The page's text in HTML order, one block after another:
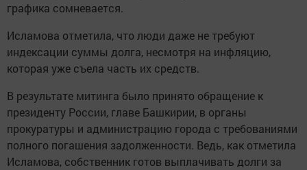
графика сомневается.
Исламова отметила, что люди даже не требуют
индексации суммы долга, несмотря на инфляцию,
которая уже съела часть их средств.
В результате митинга было принято обращение к
президенту России, главе Башкирии, в органы
прокуратуры и администрацию города с требованиями
полного погашения задолженности. Ведь, как отметила
Исламова, собственник готов выплачивать долги за